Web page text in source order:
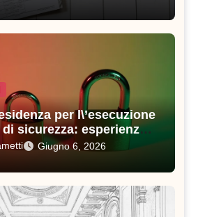
per l\’esecuzione
sicurezza: esperienze e
Giugno 6, 2026